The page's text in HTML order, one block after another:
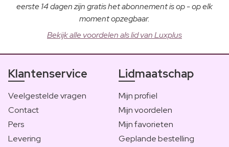
eerste 14 dagen zijn gratis het abonnement is op - op elk
moment opzegbaar.
Bekijk alle voordelen als lid van Luxplus
Klantenservice
Veelgestelde vragen
Contact
Pers
Levering
Lidmaatschap
Mijn profiel
Mijn voordelen
Mijn favorieten
Geplande bestelling